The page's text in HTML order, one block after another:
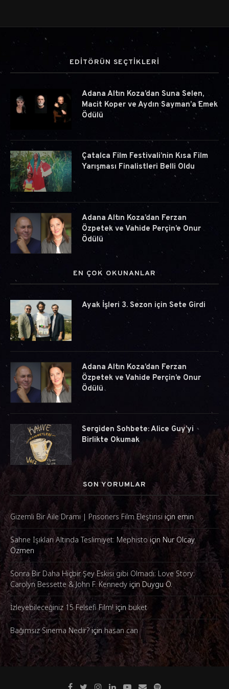
EDİTÖRÜN SEÇTİKLERİ
Adana Altın Koza’dan Suna Selen,
Macit Koper ve Aydın Sayman’a Emek
Ödülü
Çatalca Film Festivali’nin Kısa Film
Yarışması Finalistleri Belli Oldu
Adana Altın Koza’dan Ferzan
Özpetek ve Vahide Perçin’e Onur
Ödülü
EN ÇOK OKUNANLAR
Ayak İşleri 3. Sezon için Sete Girdi
Adana Altın Koza’dan Ferzan
Özpetek ve Vahide Perçin’e Onur
Ödülü
Sergiden Sohbete: Alice Guy’yi
Birlikte Okumak
SON YORUMLAR
Gizemli Bir Aile Dramı | Prisoners Film Eleştirisi için emin
Sahne Işıkları Altında Teslimiyet: Mephisto için Nur Olcay
Özmen
Sonra Bir Daha Hiçbir Şey Eskisi gibi Olmadı: Love Story:
Carolyn Bessette & John F. Kennedy için Duygu Ö.
İzleyebileceğiniz 15 Felsefi Film!içinbuket
Bağımsız Sinema Nedir?içinhasan can